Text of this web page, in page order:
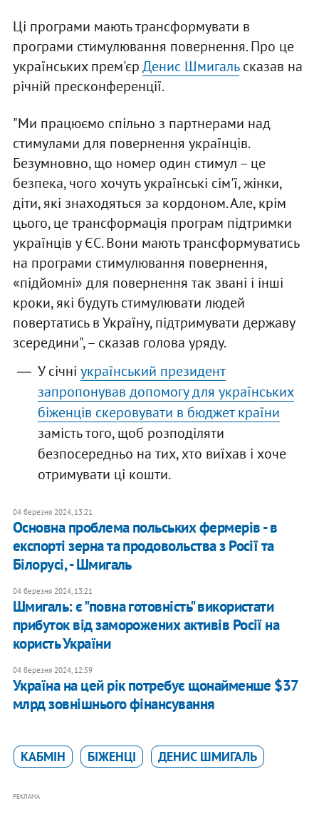
Ці програми мають трансформувати в
програми стимулювання повернення. Про це
українських прем'єрДенис Шмигальсказав на
річній пресконференції.
"Ми працюємо спільно з партнерами над
стимулами для повернення українців.
Безумновно, що номер один стимул – це
безпека, чого хочуть українські сім'ї, жінки,
діти, які знаходяться за кордоном. Але, крім
цього, це трансформація програм підтримки
українців у ЄС. Вони мають трансформуватись
на програми стимулювання повернення,
«підйомні» для повернення так звані і інші
кроки, які будуть стимулювати людей
повертатись в Україну, підтримувати державу
зсередини", – сказав голова уряду.
У січні український президент
запропонував допомогу для українських
біженців скеровувати в бюджет країни
замість того, щоб розподіляти
безпосередньо на тих, хто виїхав і хоче
отримувати ці кошти.
04 березня 2024, 13:21
Основна проблема польських фермерів - в
експорті зерна та продовольства з Росії та
Білорусі, - Шмигаль
04 березня 2024, 13:21
Шмигаль: є "повна готовність" використати
прибуток від заморожених активів Росії на
користь України
04 березня 2024, 12:59
Україна на цей рік потребує щонайменше $37
млрд зовнішнього фінансування
КАБМІН БІЖЕНЦІ ДЕНИС ШМИГАЛЬ
РЕКЛАМА